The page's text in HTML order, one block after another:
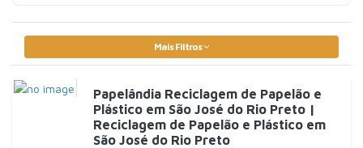
Mais Filtros
Papelândia Reciclagem de Papelão e
Plástico em São José do Rio Preto |
Reciclagem de Papelão e Plástico em
São José do Rio Preto